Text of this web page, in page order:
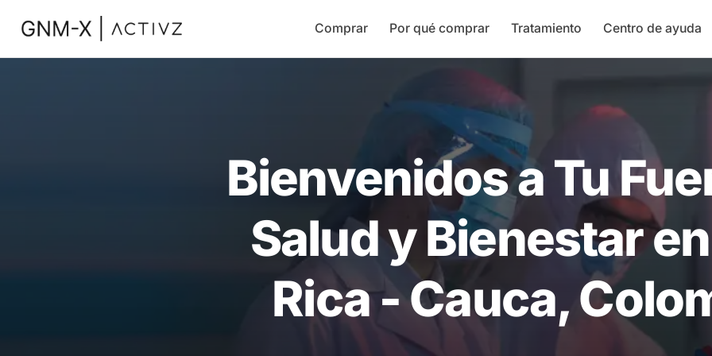
Comprar Por qué comprar Tratamiento Centro de ayuda
Bienvenidos a Tu
Salud y Bienestar
Rica - Cauca,